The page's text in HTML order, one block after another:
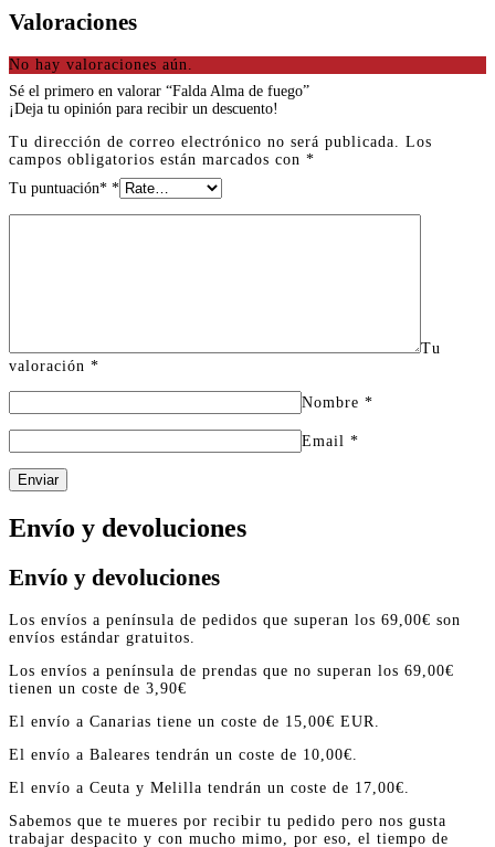
Valoraciones
No hay valoraciones aún.
Sé el primero en valorar “Falda Alma de fuego”
¡Deja tu opinión para recibir un descuento!
Tu dirección de correo electrónico no será publicada.
Los
campos obligatorios están marcados con *
Tu puntuación* *
Tu
valoración *
Nombre *
Email *
Enviar
Envío y devoluciones
Envío y devoluciones
Los envíos a península de pedidos que superan los 69,00€ son
envíos estándar gratuitos.
Los envíos a península de prendas que no superan los 69,00€
tienen un coste de 3,90€
El envío a Canarias tiene un coste de 15,00€ EUR.
El envío a Baleares tendrán un coste de 10,00€.
El envío a Ceuta y Melilla tendrán un coste de 17,00€.
Sabemos que te mueres por recibir tu pedido pero nos gusta
trabajar despacito y con mucho mimo, por eso, el tiempo de